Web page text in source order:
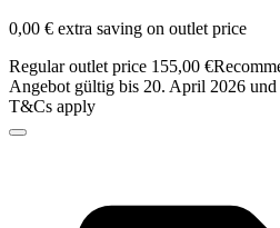
0,00 € extra saving on outlet price
Regular outlet price 155,00 €
Angebot gültig bis 20. April 2026 und
T&Cs apply